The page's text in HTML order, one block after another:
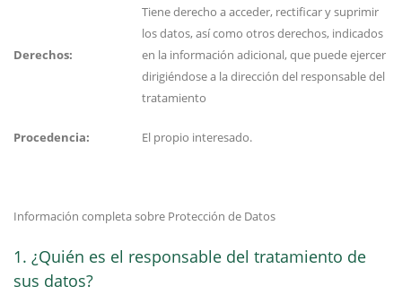
Derechos:
Tiene derecho a acceder, rectificar y suprimir
los datos, así como otros derechos, indicados
en la información adicional, que puede ejercer
dirigiéndose a la dirección del responsable del
tratamiento
Procedencia: El propio interesado.
Información completa sobre Protección de Datos
1. ¿Quién es el responsable del tratamiento de
sus datos?